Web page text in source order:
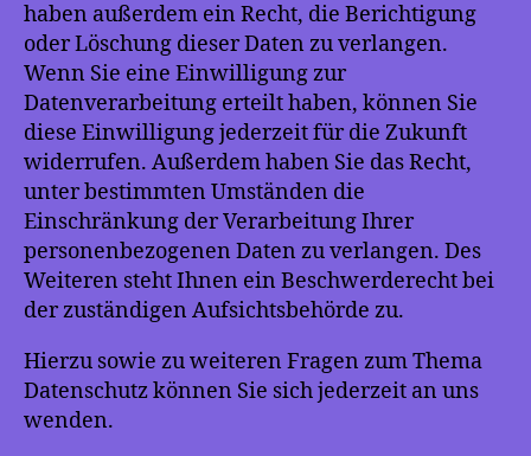
haben außerdem ein Recht, die Berichtigung
oder Löschung dieser Daten zu verlangen.
Wenn Sie eine Einwilligung zur
Datenverarbeitung erteilt haben, können Sie
diese Einwilligung jederzeit für die Zukunft
widerrufen. Außerdem haben Sie das Recht,
unter bestimmten Umständen die
Einschränkung der Verarbeitung Ihrer
personenbezogenen Daten zu verlangen. Des
Weiteren steht Ihnen ein Beschwerderecht bei
der zuständigen Aufsichtsbehörde zu.
Hierzu sowie zu weiteren Fragen zum Thema
Datenschutz können Sie sich jederzeit an uns
wenden.